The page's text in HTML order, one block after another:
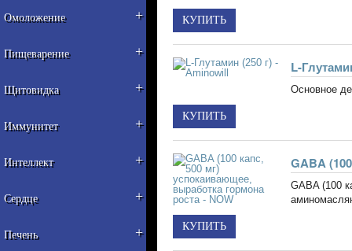
Омоложение +
Пищеварение +
Щитовидка +
Иммунитет +
Интеллект +
Сердце +
Печень +
L-
Основное
GABA (100